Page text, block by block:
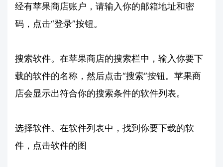
经有苹果商店账户，请输入你的邮箱地址和密
码，点击“登录”按钮。
搜索软件。在苹果商店的搜索栏中，输入你要下
载的软件的名称，然后点击“搜索”按钮。苹果商
店会显示出符合你的搜索条件的软件列表。
选择软件。在软件列表中，找到你要下载的软
件，点击软件的图